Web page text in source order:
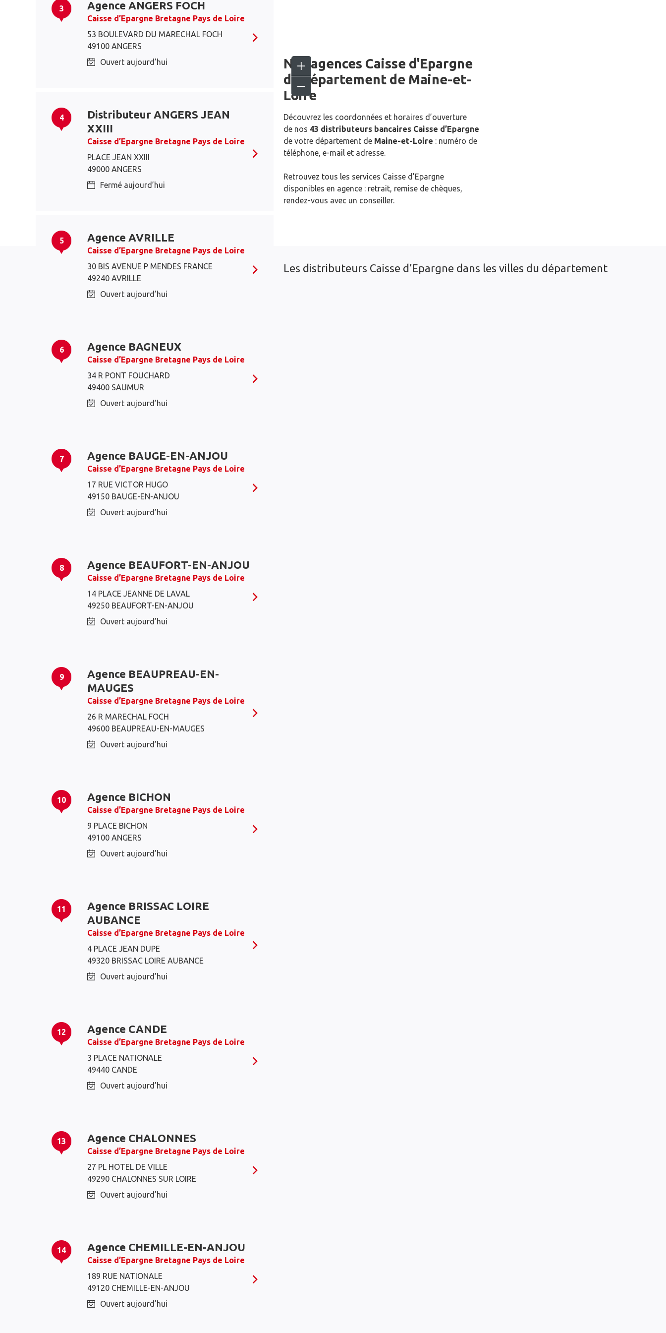
3 Agence ANGERS FOCH
Caisse d’Epargne Bretagne Pays de Loire
53 BOULEVARD DU MARECHAL FOCH
49100 ANGERS
Ouvert aujourd’hui
4
Distributeur ANGERS JEAN
XXIII
Caisse d’Epargne Bretagne Pays de Loire
PLACE JEAN XXIII
49000 ANGERS
Fermé aujourd’hui
5 Agence AVRILLE
Caisse d’Epargne Bretagne Pays de Loire
30 BIS AVENUE P MENDES FRANCE
49240 AVRILLE
Ouvert aujourd’hui
6 Agence BAGNEUX
Caisse d’Epargne Bretagne Pays de Loire
34 R PONT FOUCHARD
49400 SAUMUR
Ouvert aujourd’hui
7 Agence BAUGE-EN-ANJOU
Caisse d’Epargne Bretagne Pays de Loire
17 RUE VICTOR HUGO
49150 BAUGE-EN-ANJOU
Ouvert aujourd’hui
8 Agence BEAUFORT-EN-ANJOU
Caisse d’Epargne Bretagne Pays de Loire
14 PLACE JEANNE DE LAVAL
49250 BEAUFORT-EN-ANJOU
Ouvert aujourd’hui
9
Agence BEAUPREAU-EN-
MAUGES
Caisse d’Epargne Bretagne Pays de Loire
26 R MARECHAL FOCH
49600 BEAUPREAU-EN-MAUGES
Ouvert aujourd’hui
10 Agence BICHON
Caisse d’Epargne Bretagne Pays de Loire
9 PLACE BICHON
49100 ANGERS
Ouvert aujourd’hui
11
Agence BRISSAC LOIRE
AUBANCE
Caisse d’Epargne Bretagne Pays de Loire
4 PLACE JEAN DUPE
49320 BRISSAC LOIRE AUBANCE
Ouvert aujourd’hui
12 Agence CANDE
Caisse d’Epargne Bretagne Pays de Loire
3 PLACE NATIONALE
49440 CANDE
Ouvert aujourd’hui
13 Agence CHALONNES
Caisse d’Epargne Bretagne Pays de Loire
27 PL HOTEL DE VILLE
49290 CHALONNES SUR LOIRE
Ouvert aujourd’hui
14 Agence CHEMILLE-EN-ANJOU
Caisse d’Epargne Bretagne Pays de Loire
189 RUE NATIONALE
49120 CHEMILLE-EN-ANJOU
Ouvert aujourd’hui
Nos agences Caisse d'Epargne
du département de Maine-et-
Loire
Découvrez les coordonnées et horaires d’ouverture
de nos 43 distributeurs bancaires Caisse d’Epargne
de votre département de Maine-et-Loire : numéro de
téléphone, e-mail et adresse.
Retrouvez tous les services Caisse d’Epargne
disponibles en agence : retrait, remise de chèques,
rendez-vous avec un conseiller.
Les distributeurs Caisse d’Epargne dans les villes du département